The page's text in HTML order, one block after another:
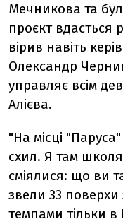
Мечникова та
проєкт вдасться
вірив навіть
Олександр
управляє всім
Алієва.
"На місці
схил. Я там
сміялися: що ви
звели 33 поверхи
темпами тільки в